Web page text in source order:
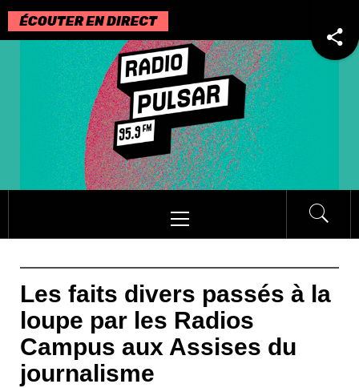
Passer
au
contenu
principal
Les faits divers passés à la
loupe par les Radios
Campus aux Assises du
journalisme